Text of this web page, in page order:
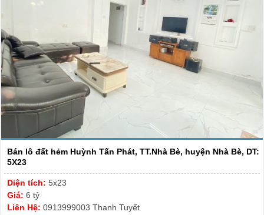
Bán lô đất hẻm Huỳnh Tấn Phát, TT.Nhà Bè, huyện Nhà Bè, DT:
5X23
Diện tích: 5x23
Giá: 6 tỷ
Liên Hệ: 0913999003 Thanh Tuyết